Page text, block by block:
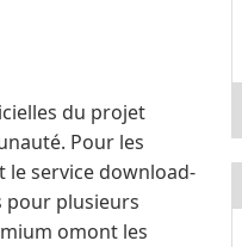
du projet
Pour les
le service download-
pour plusieurs
omont les